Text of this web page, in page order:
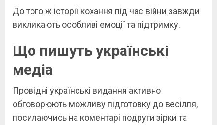
До того ж історії кохання під час війни завжди
викликають особливі емоції та підтримку.
Що пишуть українські
медіа
Провідні українські видання активно
обговорюють можливу підготовку до весілля,
посилаючись на коментарі подруги зірки та